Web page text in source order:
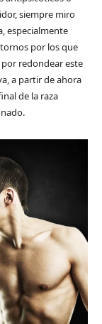
siempre miro
especialmente
por los que
redondear este
a partir de ahora
de la raza